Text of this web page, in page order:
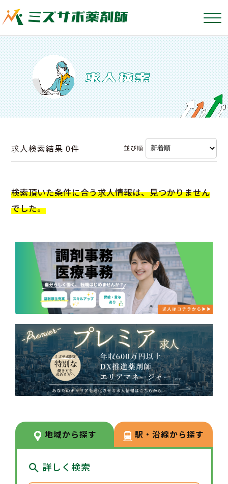
求人検索結果0件 並び順
検索頂いた条件に合う求人情報は、見つかりません
でした。
地域から探す 駅・沿線から探す
詳しく検索